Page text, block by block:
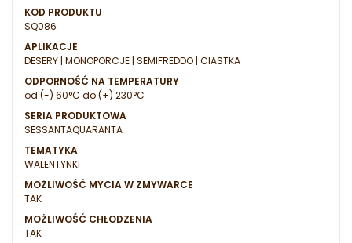
KOD PRODUKTU
SQ086
APLIKACJE
DESERY | MONOPORCJE | SEMIFREDDO | CIASTKA
ODPORNOŚĆ NA TEMPERATURY
od (-) 60°C do (+) 230°C
SERIA PRODUKTOWA
SESSANTAQUARANTA
TEMATYKA
WALENTYNKI
MOŻLIWOŚĆ MYCIA W ZMYWARCE
TAK
MOŻLIWOŚĆ CHŁODZENIA
TAK